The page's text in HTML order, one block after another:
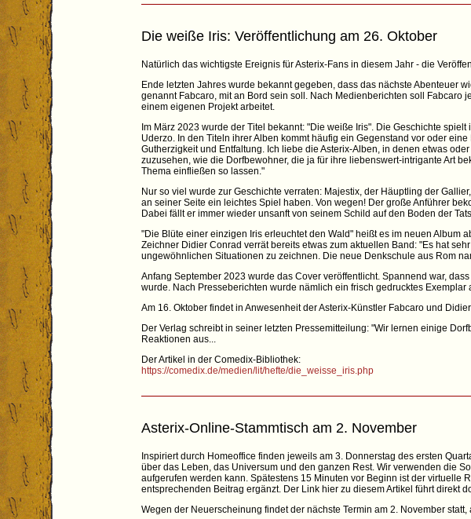
Die weiße Iris: Veröffentlichung am 26. Oktober
Natürlich das wichtigste Ereignis für Asterix-Fans in diesem Jahr - die
Ende letzten Jahres wurde bekannt gegeben, dass das nächste Abenteuer
genannt Fabcaro, mit an Bord sein soll. Nach Medienberichten soll Fabcaro
einem eigenen Projekt arbeitet.
Im März 2023 wurde der Titel bekannt: "Die weiße Iris". Die Geschichte
Uderzo. In den Titeln ihrer Alben kommt häufig ein Gegenstand vor oder
Gutherzigkeit und Entfaltung. Ich liebe die Asterix-Alben, in denen etwas
zuzusehen, wie die Dorfbewohner, die ja für ihre liebenswert-intrigante Art
Thema einfließen so lassen."
Nur so viel wurde zur Geschichte verraten: Majestix, der Häuptling der
an seiner Seite ein leichtes Spiel haben. Von wegen! Der große Anführer
Dabei fällt er immer wieder unsanft von seinem Schild auf den Boden der
"Die Blüte einer einzigen Iris erleuchtet den Wald" heißt es im neuen Album
Zeichner Didier Conrad verrät bereits etwas zum aktuellen Band: "Es hat
ungewöhnlichen Situationen zu zeichnen. Die neue Denkschule aus Rom
Anfang September 2023 wurde das Cover veröffentlicht. Spannend war,
wurde. Nach Presseberichten wurde nämlich ein frisch gedrucktes
Am 16. Oktober findet in Anwesenheit der Asterix-Künstler Fabcaro und
Der Verlag schreibt in seiner letzten Pressemitteilung: "Wir lernen einige
Reaktionen aus...
Der Artikel in der Comedix-Bibliothek:
https://comedix.de/medien/lit/hefte/die_weisse_iris.php
Asterix-Online-Stammtisch am 2. November
Inspiriert durch Homeoffice finden jeweils am 3. Donnerstag des ersten
über das Leben, das Universum und den ganzen Rest. Wir verwenden die
aufgerufen werden kann. Spätestens 15 Minuten vor Beginn ist der virtuelle
entsprechenden Beitrag ergänzt. Der Link hier zu diesem Artikel führt direkt
Wegen der Neuerscheinung findet der nächste Termin am 2. November